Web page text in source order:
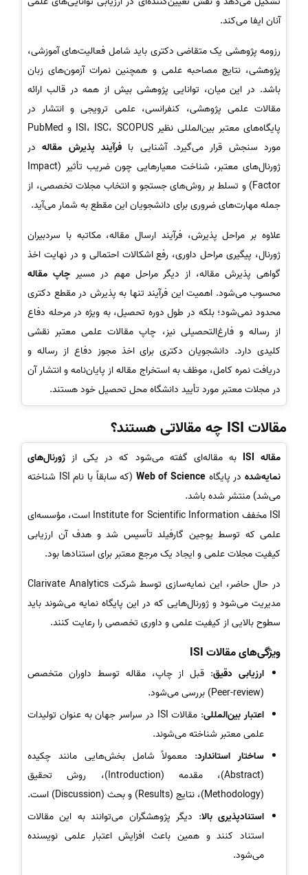
آنان ایفا می‌کند.
رزومه پژوهشی یک متقاضی دکتری باید شامل فعالیت‌های آموزشی،
پژوهشی، نتایج مصاحبه علمی و همچنین نمرات آزمون‌های زبان
باشد. در این میان، توانایی پژوهشی بیش از همه در قالب ارائه
مقالات علمی پژوهشی، کنفرانسی، علمی ترویجی و انتشار در
پایگاه‌های معتبر بین‌المللی نظیر ISI، ISC، SCOPUS و PubMed
مورد سنجش قرار می‌گیرد. آشنایی با فرآیند پذیرش مقالهدر
ژورنال‌های معتبر، شناخت معیارهایی چون ضریب تأثیر (Impact
Factor) و تسلط بر روش‌های جستجو و انتخاب مجلات تخصصی، از
جمله مهارت‌های ضروری برای دانشجویان این مقطع به شمار می‌آید.
علاوه بر مراحل پذیرش، فرآیند ارسال مقاله، مکاتبه با سردبیران
ژورنال، پیگیری مراحل داوری، رفع اشکالات احتمالی و در نهایت اخذ
گواهی پذیرش مقاله، از دیگر مراحل مهم در مسیرچاپ مقاله
محسوب می‌شود. اهمیت این فرآیند تنها به پذیرش در مقطع دکتری
محدود نمی‌شود؛ بلکه در طول دوره تحصیل، به ویژه در مرحله دفاع
از رساله و فارغ‌التحصیلی نیز، چاپ مقالات علمی معتبر نقشی
کلیدی دارد. دانشجویان دکتری برای اخذ مجوز دفاع از رساله و
دریافت نمره کامل، موظف به استخراج مقاله از پایان‌نامه و انتشار آن
در مجلات معتبر مورد تأیید دانشگاه محل تحصیل خود هستند.
مقالات ISI چه مقالاتی هستند؟
مقاله ISI به مقاله‌ای گفته می‌شود که در یکی از ژورنال‌های
نمایه‌شدهدر پایگاه Web of Science
(که سابقاً با نام ISI شناخته
می‌شد) منتشر شده باشد.
ISI مخفف Institute for Scientific Information است، مؤسسه‌ای
علمی که توسط یوجین گارفیلد تأسیس شد و هدف آن ارزیابی
کیفیت مجلات علمی و ایجاد یک مرجع معتبر برای استنادها بود.
در حال حاضر، این نمایه‌سازی توسط شرکت Clarivate Analytics
مدیریت می‌شود و ژورنال‌هایی که در این پایگاه نمایه می‌شوند باید
سطوح بالایی از کیفیت علمی و داوری تخصصی را رعایت کنند.
ویژگی‌های مقالات ISI
ارزیابی دقیق: قبل از چاپ، مقاله توسط داوران متخصص
(Peer-review) بررسی می‌شود.
اعتبار بین‌المللی
: مقالات ISI در سراسر جهان به عنوان تولیدات
علمی معتبر شناخته می‌شوند.
ساختار استاندارد: معمولاً شامل بخش‌هایی مانند چکیده
(Abstract)، مقدمه (Introduction)، روش تحقیق
(Methodology)، نتایج (Results) و بحث (Discussion) است.
استنادپذیری بالا: دیگر پژوهشگران می‌توانند به این مقالات
استناد کنند و همین باعث افزایش اعتبار علمی نویسنده
می‌شود.